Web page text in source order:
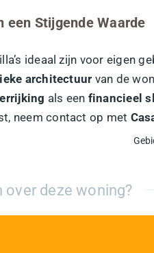
een Stijgende Waarde
ideaal zijn voor eigen
architectuur van de
als een financieel
neem contact op met
over deze woning?